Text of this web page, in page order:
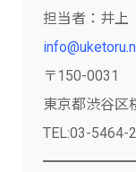
担当者：井上
〒150-0031
東京都渋谷区
TEL:03-5464-